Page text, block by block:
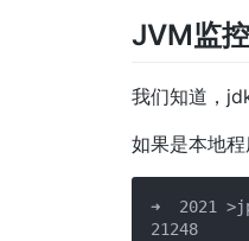
JVM监控
我们知道，
如果是本地
➜  2021
21248